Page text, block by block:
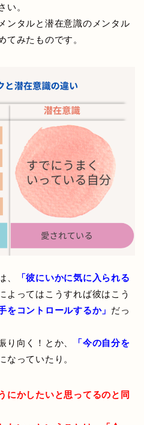
い。
ンタルと潜在意識のメンタル
てみたものです。
、
「彼にいかに気に入られる
よってはこうすれば彼はこう
をコントロールするか」 だっ
り向く！とか、
「今の自分を
なっていたり。
にかしたいと思ってるのと同